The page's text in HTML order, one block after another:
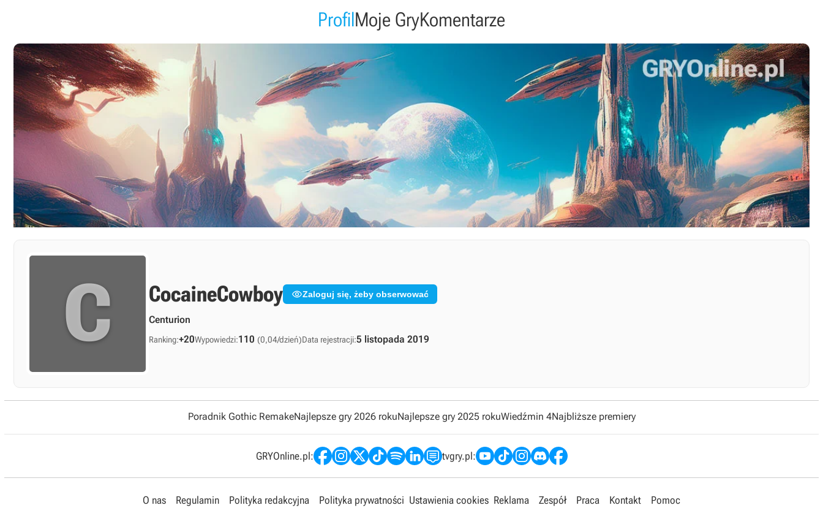
ProfilMoje GryKomentarze
C CocaineCowboy Zaloguj się, żeby obserwować
Centurion
Ranking:+20Wypowiedzi:110 (0,04/dzień)Data rejestracji:5 listopada 2019
Poradnik Gothic RemakeNajlepsze gry 2026 rokuNajlepsze gry 2025 rokuWiedźmin 4Najbliższe premiery
GRYOnline.pl: tvgry.pl:
O nas Regulamin Polityka redakcyjna Polityka prywatności Ustawienia cookies Reklama Zespół Praca Kontakt Pomoc